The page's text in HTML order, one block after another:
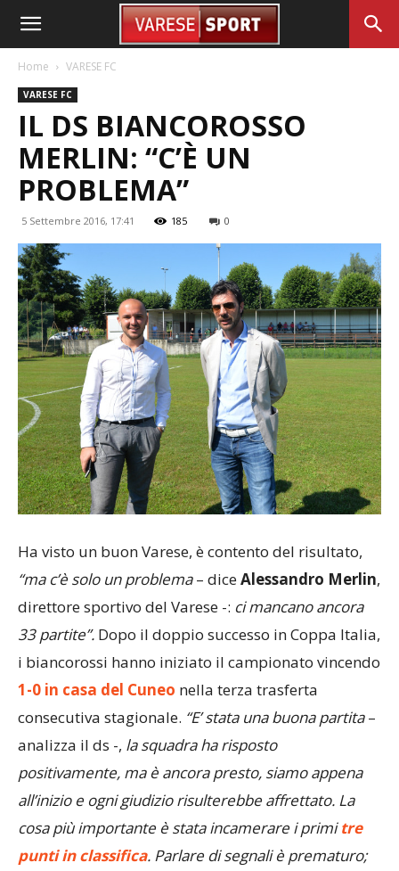
Home VARESE FC
VARESE FC
IL DS BIANCOROSSO
MERLIN: “C’È UN
PROBLEMA”
5 Settembre 2016, 17:41 185 0
Ha visto un buon Varese, è contento del risultato,
“ma c’è solo un problema– diceAlessandro Merlin,
direttore sportivo del Varese -: ci mancano ancora
33 partite”. Dopo il doppio successo in Coppa Italia,
i biancorossi hanno iniziato il campionato vincendo
1-0 in casa del Cuneo nella terza trasferta
consecutiva stagionale. “E’ stata una buona partita–
analizza il ds -, la squadra ha risposto
positivamente, ma è ancora presto, siamo appena
all’inizio e ogni giudizio risulterebbe affrettato. La
cosa più importante è stata incamerare i primitre
punti in classifica. Parlare di segnali è prematuro;